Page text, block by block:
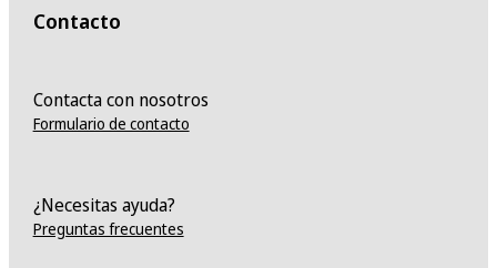
Contacto
Contacta con nosotros
Formulario de contacto
¿Necesitas ayuda?
Preguntas frecuentes